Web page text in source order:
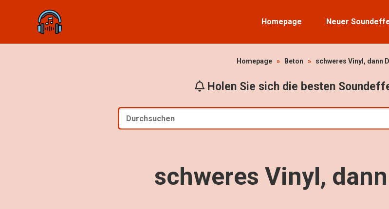
Homepage Neuer
Homepage » Beton » schweres Vinyl, dann
Holen Sie sich die besten
schweres Vinyl,